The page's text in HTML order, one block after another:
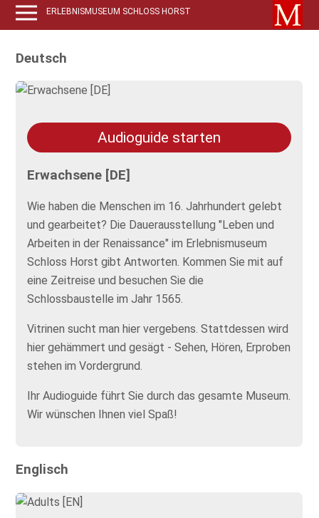
ERLEBNISMUSEUM SCHLOSS HORST
Deutsch
Audioguide starten
Erwachsene [DE]
Wie haben die Menschen im 16. Jahrhundert gelebt
und gearbeitet? Die Dauerausstellung "Leben und
Arbeiten in der Renaissance" im Erlebnismuseum
Schloss Horst gibt Antworten. Kommen Sie mit auf
eine Zeitreise und besuchen Sie die
Schlossbaustelle im Jahr 1565.
Vitrinen sucht man hier vergebens. Stattdessen wird
hier gehämmert und gesägt - Sehen, Hören, Erproben
stehen im Vordergrund.
Ihr Audioguide führt Sie durch das gesamte Museum.
Wir wünschen Ihnen viel Spaß!
Englisch